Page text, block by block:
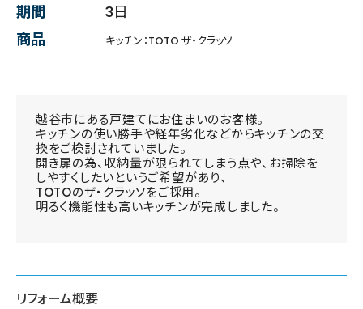
期間
3日
商品
キッチン：TOTO ザ・クラッソ
越谷市にある戸建てにお住まいのお客様。
キッチンの使い勝手や経年劣化などからキッチンの交
換をご検討されていました。
開き扉の為、収納量が限られてしまう点や、お掃除を
しやすくしたいというご希望があり、
TOTOのザ・クラッソをご採用。
明るく機能性も高いキッチンが完成しました。
リフォーム概要